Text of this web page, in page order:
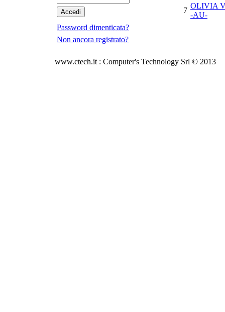
Password dimenticata?
Non ancora registrato?
7
OLIVIA
-AU-
www.ctech.it : Computer's Technology Srl © 2013